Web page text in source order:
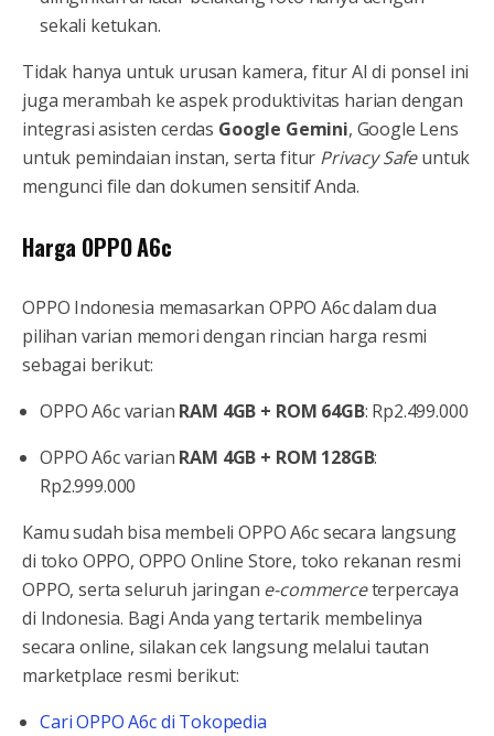
sekali ketukan.
Tidak hanya untuk urusan kamera, fitur AI di ponsel ini
juga merambah ke aspek produktivitas harian dengan
integrasi asisten cerdas Google Gemini, Google Lens
untuk pemindaian instan, serta fitur Privacy Safeuntuk
mengunci file dan dokumen sensitif Anda.
Harga OPPO A6c
OPPO Indonesia memasarkan OPPO A6c dalam dua
pilihan varian memori dengan rincian harga resmi
sebagai berikut:
OPPO A6c varian RAM 4GB + ROM 64GB: Rp2.499.000
OPPO A6c varian RAM 4GB + ROM 128GB:
Rp2.999.000
Kamu sudah bisa membeli OPPO A6c secara langsung
di toko OPPO, OPPO Online Store, toko rekanan resmi
OPPO, serta seluruh jaringan e-commerceterpercaya
di Indonesia. Bagi Anda yang tertarik membelinya
secara online, silakan cek langsung melalui tautan
marketplace resmi berikut:
Cari OPPO A6c di Tokopedia